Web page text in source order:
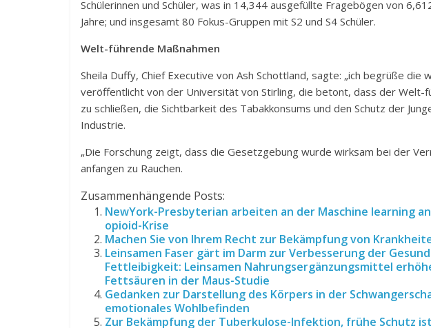
Schülerinnen und Schüler, was in 14,344 ausgefüllte Fragebögen von
Jahre; und insgesamt 80 Fokus-Gruppen mit S2 und S4 Schüler.
Welt-führende Maßnahmen
Sheila Duffy, Chief Executive von Ash Schottland, sagte: „ich begrüße die
veröffentlicht von der Universität von Stirling, die betont, dass der Welt-
zu schließen, die Sichtbarkeit des Tabakkonsums und den Schutz der
Industrie.
„Die Forschung zeigt, dass die Gesetzgebung wurde wirksam bei der
anfangen zu Rauchen.
Zusammenhängende Posts:
NewYork-Presbyterian arbeiten an der Maschine learning
opioid-Krise
Machen Sie von Ihrem Recht zur Bekämpfung von
Leinsamen Faser gärt im Darm zur Verbesserung der
Fettleibigkeit: Leinsamen Nahrungsergänzungsmittel
Fettsäuren in der Maus-Studie
Gedanken zur Darstellung des Körpers in der
emotionales Wohlbefinden
Zur Bekämpfung der Tuberkulose-Infektion, frühe Schutz